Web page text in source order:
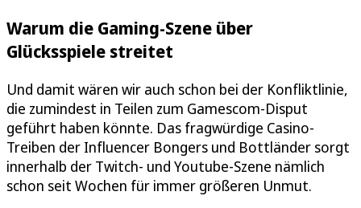
Warum die Gaming-Szene über
Glücksspiele streitet
Und damit wären wir auch schon bei der Konfliktlinie,
die zumindest in Teilen zum Gamescom-Disput
geführt haben könnte. Das fragwürdige Casino-
Treiben der Influencer Bongers und Bottländer sorgt
innerhalb der Twitch- und Youtube-Szene nämlich
schon seit Wochen für immer größeren Unmut.